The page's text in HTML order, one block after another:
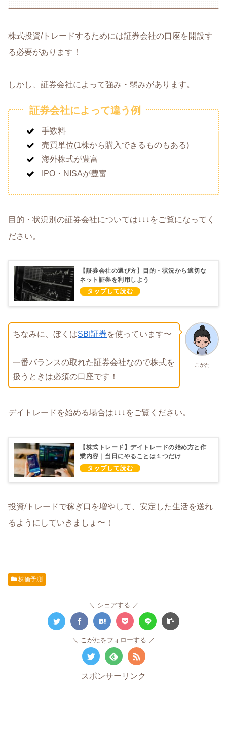
株式投資/トレードするためには証券会社の口座を開設す
る必要があります！
しかし、証券会社によって強み・弱みがあります。
証券会社によって違う例
手数料
売買単位(1株から購入できるものもある)
海外株式が豊富
IPO・NISAが豊富
目的・状況別の証券会社については↓↓↓をご覧になってく
ださい。
【証券会社の選び方】目的・状況から適切な
ネット証券を利用しよう
こがた
ちなみに、ぼくはSBI証券を使っています〜
一番バランスの取れた証券会社なので株式を
扱うときは必須の口座です！
デイトレードを始める場合は↓↓↓をご覧ください。
【株式トレード】デイトレードの始め方と作
業内容｜当日にやることは１つだけ
投資/トレードで稼ぎ口を増やして、安定した生活を送れ
るようにしていきましょ〜！
株価予測
シェアする
こがたをフォローする
スポンサーリンク